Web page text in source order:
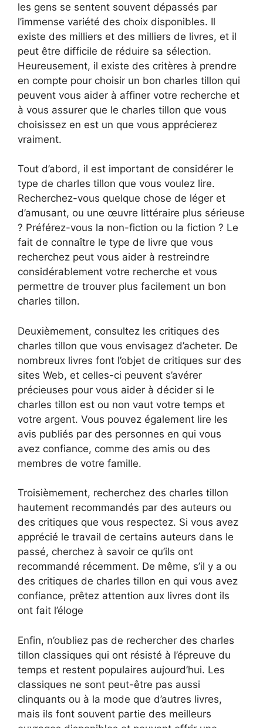
les gens se sentent souvent dépassés par
l’immense variété des choix disponibles. Il
existe des milliers et des milliers de livres, et il
peut être difficile de réduire sa sélection.
Heureusement, il existe des critères à prendre
en compte pour choisir un bon charles tillon qui
peuvent vous aider à affiner votre recherche et
à vous assurer que le charles tillon que vous
choisissez en est un que vous apprécierez
vraiment.
Tout d’abord, il est important de considérer le
type de charles tillon que vous voulez lire.
Recherchez-vous quelque chose de léger et
d’amusant, ou une œuvre littéraire plus sérieuse
? Préférez-vous la non-fiction ou la fiction ? Le
fait de connaître le type de livre que vous
recherchez peut vous aider à restreindre
considérablement votre recherche et vous
permettre de trouver plus facilement un bon
charles tillon.
Deuxièmement, consultez les critiques des
charles tillon que vous envisagez d’acheter. De
nombreux livres font l’objet de critiques sur des
sites Web, et celles-ci peuvent s’avérer
précieuses pour vous aider à décider si le
charles tillon est ou non vaut votre temps et
votre argent. Vous pouvez également lire les
avis publiés par des personnes en qui vous
avez confiance, comme des amis ou des
membres de votre famille.
Troisièmement, recherchez des charles tillon
hautement recommandés par des auteurs ou
des critiques que vous respectez. Si vous avez
apprécié le travail de certains auteurs dans le
passé, cherchez à savoir ce qu’ils ont
recommandé récemment. De même, s’il y a ou
des critiques de charles tillon en qui vous avez
confiance, prêtez attention aux livres dont ils
ont fait l’éloge
Enfin, n’oubliez pas de rechercher des charles
tillon classiques qui ont résisté à l’épreuve du
temps et restent populaires aujourd’hui. Les
classiques ne sont peut-être pas aussi
clinquants ou à la mode que d’autres livres,
mais ils font souvent partie des meilleurs